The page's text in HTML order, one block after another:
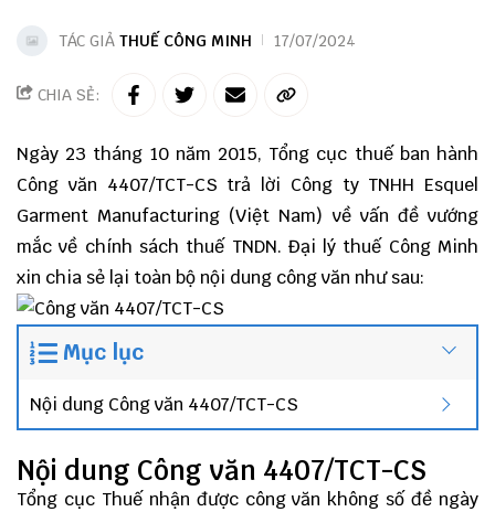
TÁC GIẢ THUẾ CÔNG MINH 17/07/2024
CHIA SẺ:
Ngày 23 tháng 10 năm 2015, Tổng cục thuế ban hành
Công văn 4407/TCT-CS trả lời Công ty TNHH Esquel
Garment Manufacturing (Việt Nam) về vấn đề vướng
mắc về chính sách thuế TNDN. Đại lý thuế Công Minh
xin chia sẻ lại toàn bộ nội dung công văn như sau:
Mục lục
Nội dung Công văn 4407/TCT-CS
Nội dung Công văn 4407/TCT-CS
Tổng cục Thuế nhận được công văn không số đề ngày